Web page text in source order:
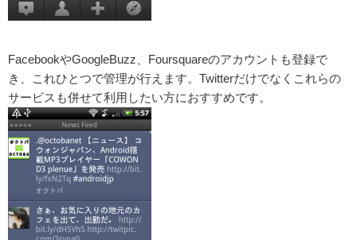
FacebookやGoogleBuzz、Foursquareのアカウントも登録で
き、これひとつで管理が行えます。Twitterだけでなくこれらの
サービスも併せて利用したい方におすすめです。